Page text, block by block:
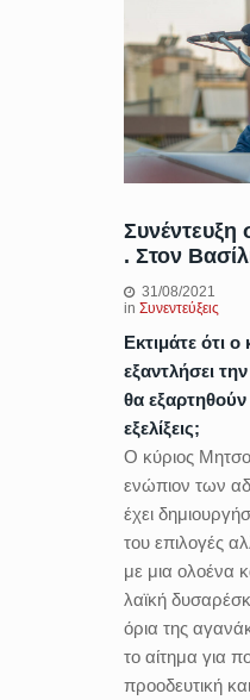
. Στον
31/08/2021
in Συνεντεύξεις
Εκτιμάτε ότι
εξαντλήσει
θα εξαρτηθούν
εξελίξεις;
O κύριος
ενώπιον των
έχει
του επιλογές
με μια ολοένα
λαϊκή
όρια της
το αίτημα για
προοδευτική